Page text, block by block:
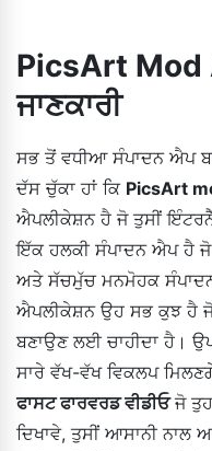
ਸਕਦੇ ਹੋ।
PicsArt Mod
ਜਾਣਕਾਰੀ
ਸਭ ਤੋਂ ਵਧੀਆ ਸੰਪਾਦਨ ਐਪ
ਦੱਸ ਚੁੱਕਾ ਹਾਂ ਕਿ PicsArt
ਐਪਲੀਕੇਸ਼ਨ ਹੈ ਜੋ ਤੁਸੀਂ
ਇੱਕ ਹਲਕੀ ਸੰਪਾਦਨ ਐਪ ਹੈ
ਅਤੇ ਸੱਚਮੁੱਚ ਮਨਮੋਹਕ
ਐਪਲੀਕੇਸ਼ਨ ਉਹ ਸਭ ਕੁਝ ਹੈ
ਬਣਾਉਣ ਲਈ ਚਾਹੀਦਾ ਹੈ।
ਸਾਰੇ ਵੱਖ-ਵੱਖ ਵਿਕਲਪ
ਫਾਸਟ ਫਾਰਵਰਡ ਵੀਡੀਓਜੋ
ਦਿਖਾਵੇ, ਤੁਸੀਂ ਆਸਾਨੀ ਨਾਲ